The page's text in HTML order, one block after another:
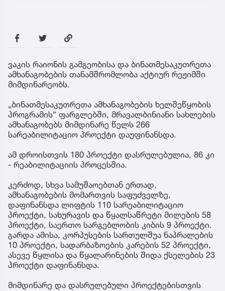
ვაკის რაიონის გამგეობისა და ბინათმესაკუთრეთა
ამხანაგობების თანამშრომლობა აქტიურ რეჟიმში
მიმდინარეობს.
„ბინათმესაკუთრეთა ამხანაგობების ხელშეწყობის
პროგრამის“ ფარგლებში, მრავალბინიანი სახლების
ამხანაგობებს მიმდინარე წელს 266
სარეაბილიტაციო პროექტი დაუფინანსდა.
ამ დროისთვის 180 პროექტი დასრულებულია, 86 კი
- რეაბილიტაციის პროცესშია.
კერძოდ, სხვა სამუშაოებთან ერთად,
ამხანაგობების მომართვის საფუძველზე,
დაფინანსდა ლიფტის 110 სარეაბილიტაციო
პროექტი, სახურავის და წყალსაწრეტი მილების 58
პროექტი, საერთო სარგებლობის კიბის 9 პროექტი.
გარდა ამისა, კორპუსების სართულშუა ნაპრალების
10 პროექტი, სადარბაზოების კარების 52 პროექტი,
ასევე წყლისა და წყალარინების შიდა ქსელების 23
პროექტი დაფინანსდა.
მიმდინარე და დასრულებული პროექტებისთვის